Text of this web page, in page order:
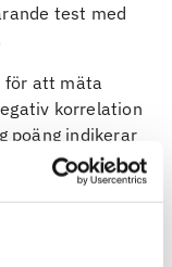
test med
för att mäta
korrelation
poäng indikerar
en låg poäng
och testat på